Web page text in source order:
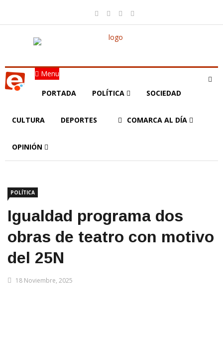
Menu
PORTADA POLÍTICA SOCIEDAD
CULTURA DEPORTES COMARCA AL DÍA
OPINIÓN
POLÍTICA
Igualdad programa dos
obras de teatro con motivo
del 25N
18 Noviembre, 2025